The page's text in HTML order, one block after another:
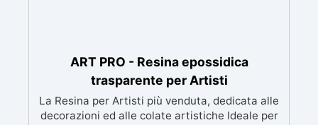
ART PRO - Resina epossidica
trasparente per Artisti
La Resina per Artisti più venduta, dedicata alle
decorazioni ed alle colate artistiche Ideale per